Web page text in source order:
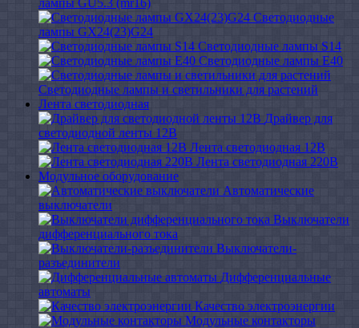
лампы GU5.3 (mr16)
Светодиодные
лампы GX24(23)G24
Светодиодные лампы S14
Светодиодные лампы Е40
Светодиодные лампы и светильники для растений
Лента светодиодная
Драйвер для
светодиодной ленты 12В
Лента светодиодная 12В
Лента светодиодная 220В
Модульное оборудование
Автоматические
выключатели
Выключатели
дифференциального тока
Выключатели-
разъединители
Дифференциальные
автоматы
Качество электроэнергии
Модульные контакторы